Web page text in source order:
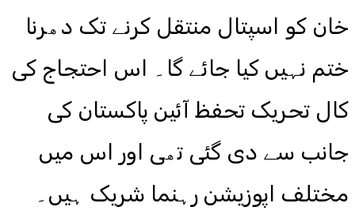
خان کو اسپتال منتقل کرنے تک دھرنا
ختم نہیں کیا جائے گا۔ اس احتجاج کی
کال تحریک تحفظ آئین پاکستان کی
جانب سے دی گئی تھی اور اس میں
مختلف اپوزیشن رہنما شریک ہیں۔